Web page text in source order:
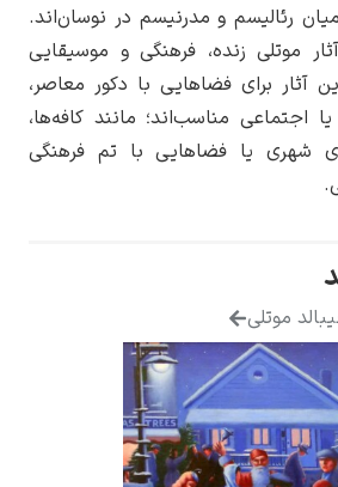
و مدرنیسم در نوسان‌اند.
فرهنگی و موسیقایی
با دکور معاصر،
مانند کافه‌ها،
با تم فرهنگی